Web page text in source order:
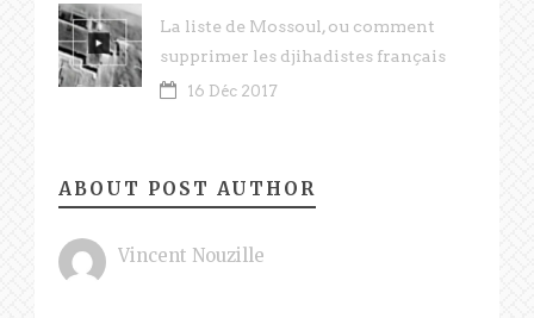
La liste de Mossoul, ou comment
supprimer les djihadistes français
16 Déc 2017
ABOUT POST AUTHOR
Vincent Nouzille